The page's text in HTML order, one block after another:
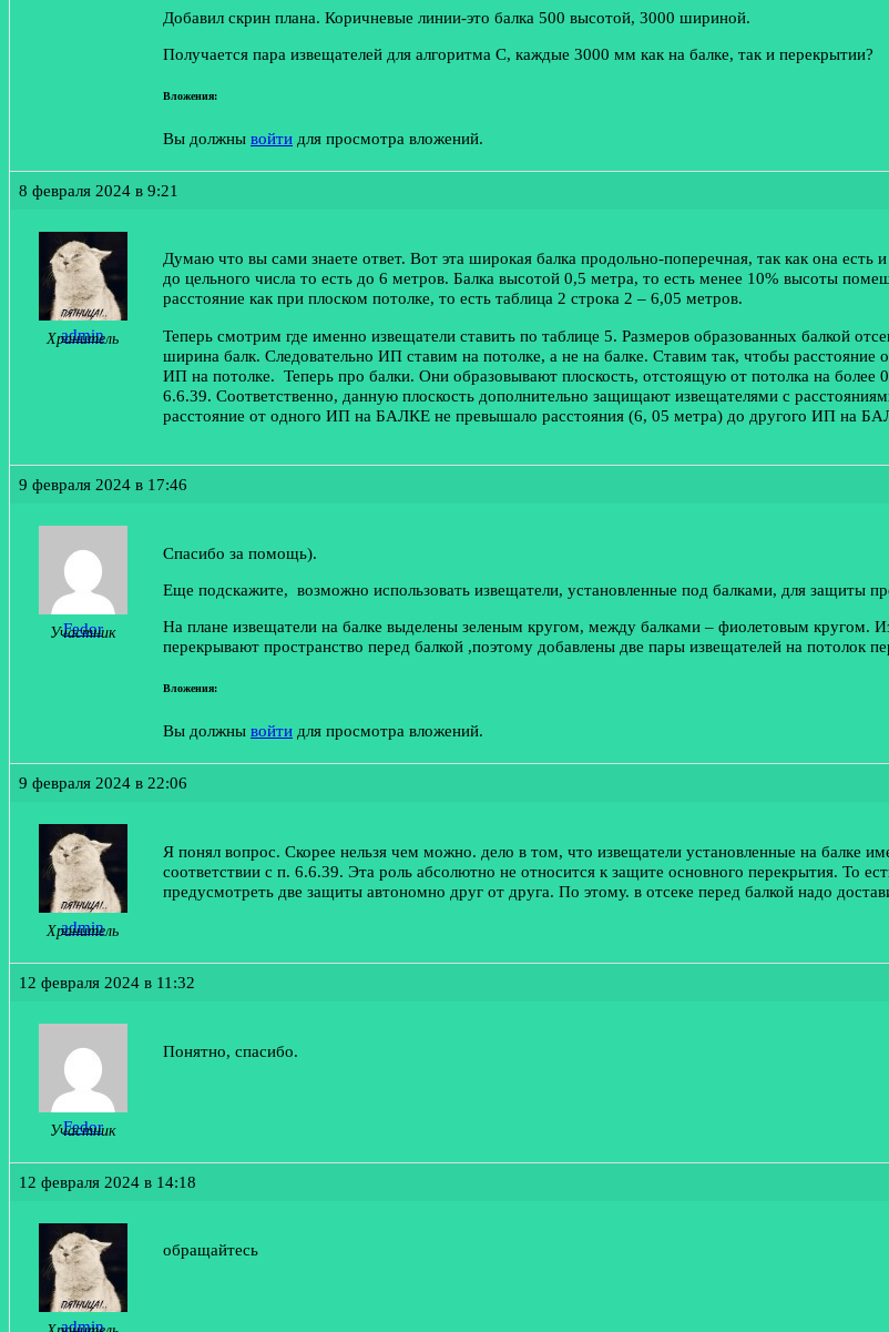
Добавил скрин плана. Коричневые линии-это балка 500 высотой, 3000 шириной.
Получается пара извещателей для алгоритма С, каждые 3000 мм как на балке, так и перекрытии?
Вложения:
Вы должны войти для просмотра вложений.
8 февраля 2024 в 9:21
admin
Хранитель
Думаю что вы сами знаете ответ. Вот эта широкая балка продольно-поперечная, так как она
до цельного числа то есть до 6 метров. Балка высотой 0,5 метра, то есть менее 10% высоты
расстояние как при плоском потолке, то есть таблица 2 строка 2 – 6,05 метров.
Теперь смотрим где именно извещатели ставить по таблице 5. Размеров образованных балкой
ширина балк. Следовательно ИП ставим на потолке, а не на балке. Ставим так, чтобы
ИП на потолке. Теперь про балки. Они образовывают плоскость, отстоящую от потолка на
6.6.39. Соответственно, данную плоскость дополнительно защищают извещателями с
расстояние от одного ИП на БАЛКЕ не превышало расстояния (6, 05 метра) до другого ИП на
9 февраля 2024 в 17:46
Fedor
Участник
Спасибо за помощь).
Еще подскажите, возможно использовать извещатели, установленные под балками, для защиты
На плане извещатели на балке выделены зеленым кругом, между балками – фиолетовым кругом.
перекрывают пространство перед балкой ,поэтому добавлены две пары извещателей на потолок
Вложения:
Вы должны войти для просмотра вложений.
9 февраля 2024 в 22:06
admin
Хранитель
Я понял вопрос. Скорее нельзя чем можно. дело в том, что извещатели установленные на балке
соответствии с п. 6.6.39. Эта роль абсолютно не относится к защите основного перекрытия. То
предусмотреть две защиты автономно друг от друга. По этому. в отсеке перед балкой надо
12 февраля 2024 в 11:32
Fedor
Участник
Понятно, спасибо.
12 февраля 2024 в 14:18
admin
обращайтесь